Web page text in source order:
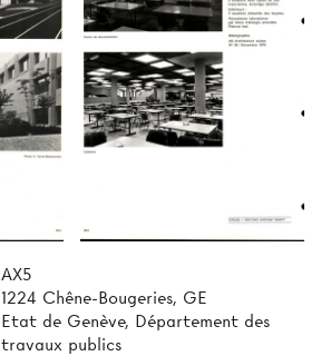
AX5
1224 Chêne-Bougeries, GE
Etat de Genève, Département des
travaux publics